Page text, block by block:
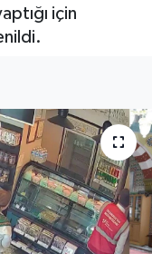
için